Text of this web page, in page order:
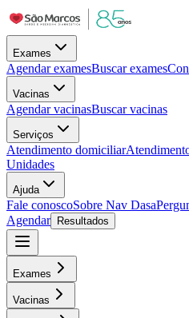
Exames
Agendar examesBuscar exames
Vacinas
Agendar vacinasBuscar vacinas
Serviços
Atendimento domiciliar
Unidades
Ajuda
Fale conoscoSobre Nav Dasa
Agendar
Resultados
Exames
Vacinas